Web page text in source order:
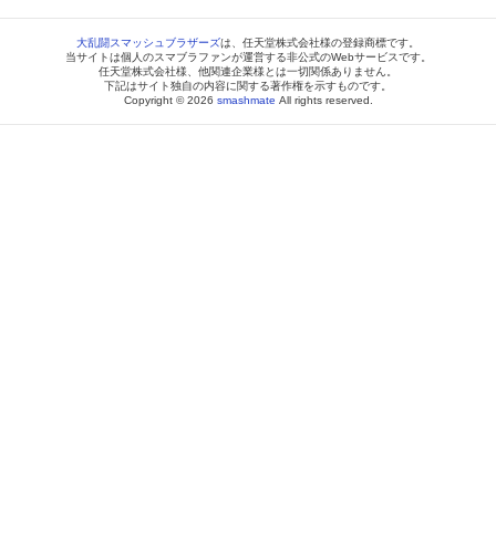
大乱闘スマッシュブラザーズは、任天堂株式会社様の登録商標です。
当サイトは個人のスマブラファンが運営する非公式のWebサービスです。
任天堂株式会社様、他関連企業様とは一切関係ありません。
下記はサイト独自の内容に関する著作権を示すものです。
Copyright © 2026 smashmate All rights reserved.